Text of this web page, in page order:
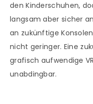
den Kinderschuhen,
langsam aber sicher
an zukünftige
nicht geringer. Eine
grafisch aufwendige
unabdingbar.